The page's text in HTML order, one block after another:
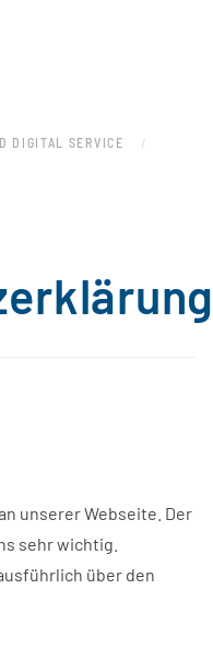
DIGITAL SERVICE
unserer Webseite. Der
sehr wichtig.
über den